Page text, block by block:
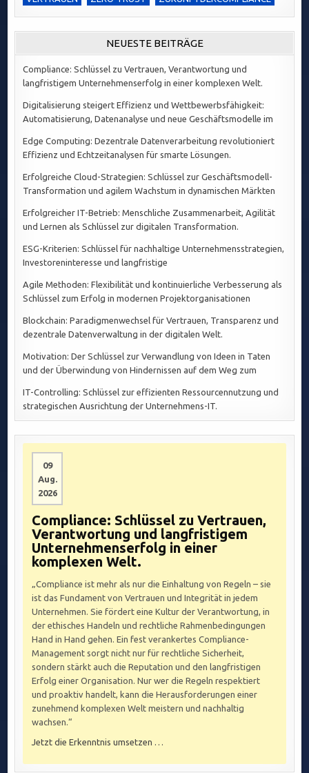
NEUESTE BEITRÄGE
Compliance: Schlüssel zu Vertrauen, Verantwortung und
langfristigem Unternehmenserfolg in einer komplexen Welt.
Digitalisierung steigert Effizienz und Wettbewerbsfähigkeit:
Automatisierung, Datenanalyse und neue Geschäftsmodelle im
Edge Computing: Dezentrale Datenverarbeitung revolutioniert
Effizienz und Echtzeitanalysen für smarte Lösungen.
Erfolgreiche Cloud-Strategien: Schlüssel zur Geschäftsmodell-
Transformation und agilem Wachstum in dynamischen Märkten
Erfolgreicher IT-Betrieb: Menschliche Zusammenarbeit, Agilität
und Lernen als Schlüssel zur digitalen Transformation.
ESG-Kriterien: Schlüssel für nachhaltige Unternehmensstrategien,
Investoreninteresse und langfristige
Agile Methoden: Flexibilität und kontinuierliche Verbesserung als
Schlüssel zum Erfolg in modernen Projektorganisationen
Blockchain: Paradigmenwechsel für Vertrauen, Transparenz und
dezentrale Datenverwaltung in der digitalen Welt.
Motivation: Der Schlüssel zur Verwandlung von Ideen in Taten
und der Überwindung von Hindernissen auf dem Weg zum
IT-Controlling: Schlüssel zur effizienten Ressourcennutzung und
strategischen Ausrichtung der Unternehmens-IT.
09
Aug.
2026
Compliance: Schlüssel zu Vertrauen,
Verantwortung und langfristigem
Unternehmenserfolg in einer
komplexen Welt.
„Compliance ist mehr als nur die Einhaltung von Regeln – sie
ist das Fundament von Vertrauen und Integrität in jedem
Unternehmen. Sie fördert eine Kultur der Verantwortung, in
der ethisches Handeln und rechtliche Rahmenbedingungen
Hand in Hand gehen. Ein fest verankertes Compliance-
Management sorgt nicht nur für rechtliche Sicherheit,
sondern stärkt auch die Reputation und den langfristigen
Erfolg einer Organisation. Nur wer die Regeln respektiert
und proaktiv handelt, kann die Herausforderungen einer
zunehmend komplexen Welt meistern und nachhaltig
wachsen.“
Jetzt die Erkenntnis umsetzen …